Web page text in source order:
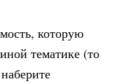
которую
тематике (то